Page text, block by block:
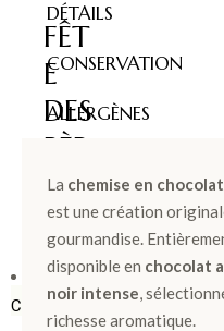
FÊT
E
DES
PÈR
ES >
BOÎTES &
COFFRETS
DÉTAILS
CONSERVATION
ALLERGÈNES
La chemise en chocolat
est une création
gourmandise.
disponible en chocolat
noir intense,
richesse aromatique.